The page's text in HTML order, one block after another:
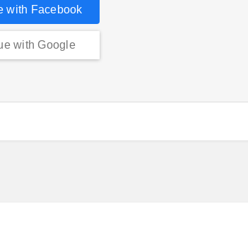
with Facebook
with Google